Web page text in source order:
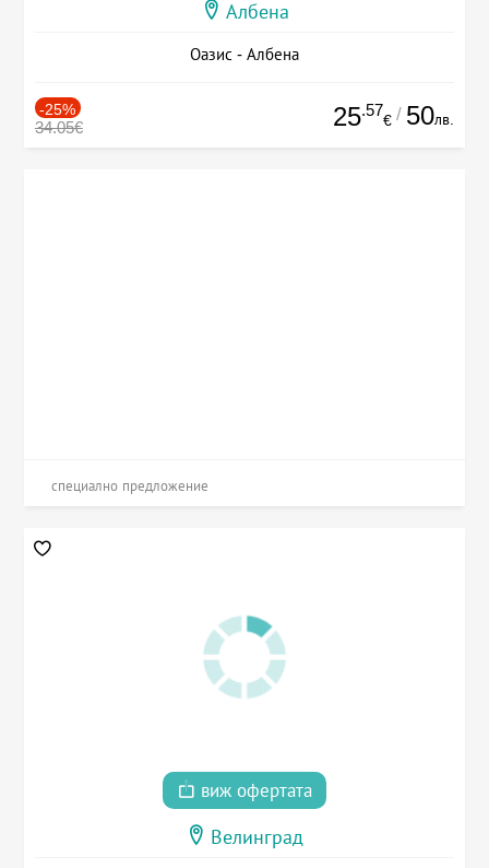
Албена
Оазис - Албена
-25%
34.05€ 25.57
€ / 50лв.
специално предложение
виж офертата
Велинград